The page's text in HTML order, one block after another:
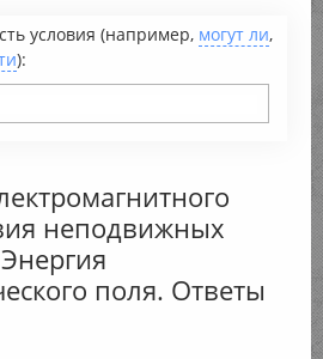
условия (например, могут ли,
):
неподвижных
поля. Ответы